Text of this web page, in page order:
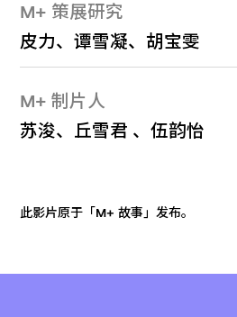
M+ 策展研究
皮力、谭雪凝、胡宝雯
M+ 制片人
苏浚、丘雪君 、伍韵怡
此影片原于「M+ 故事」发布。